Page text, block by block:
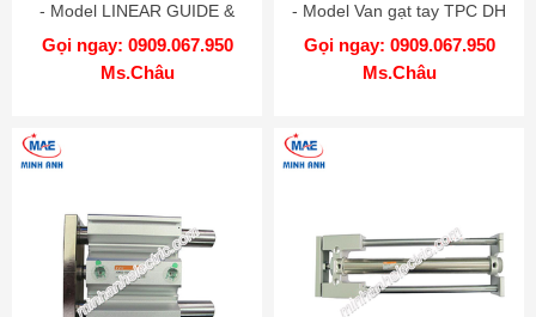
- Model LINEAR GUIDE &
BELT MBB
Gọi ngay: 0909.067.950
Ms.Châu
- Model Van gạt tay TPC DH
Gọi ngay: 0909.067.950
Ms.Châu